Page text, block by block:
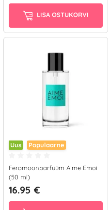
LISA OSTUKORVI
Uus Populaarne
Feromoonparfüüm Aime Emoi
(50 ml)
16.95 €